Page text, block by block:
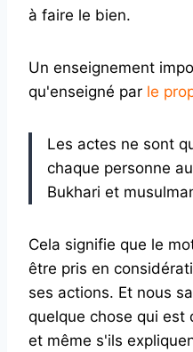
à faire le bien.
Un enseignement
qu'enseigné par le
Les actes ne sont
chaque personne
Bukhari et
Cela signifie que le
être pris en
ses actions. Et nous
quelque chose qui est
et même s'ils